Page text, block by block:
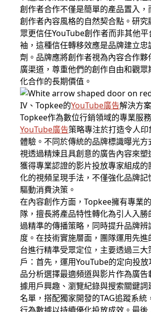
創作者合作不僅是簡單的產品置入
創作者內容風格的自然契合點。研究
眾更信任YouTube創作者而非其他
袖，這種信任轉移效應是品牌建立
劑。品牌應將創作者視為內容合作夥
廣渠道，尊重他們的創作自由和觀眾
化合作的長期價值。
IV、Topkee的YouTube廣告解決方案
Topkee作為數位行銷領域的專業服
YouTube廣告策略專注於打造令人
體驗。不同於傳統的品牌標識曝光
視透過精煉且具創意的廣告內容來塑
獲得專業認證的影片投放專家組成
化的視頻呈現手法，不僅強化品牌
驅動消費決策。
在內容創作方面，Topkee擁有專業
隊，擅長將產品特性轉化為引人入
過精準的傳播策略，同時提升品牌
度。在技術實施層面，團隊運用先
台進行精準受眾定位，主要透過三
戶：首先，運用YouTube的定向投
品分析選擇最適頻道與影片作為廣告
據用戶興趣、瀏覽紀錄與搜索關鍵詞
名單，搭配獨家開發的TAG追蹤系統